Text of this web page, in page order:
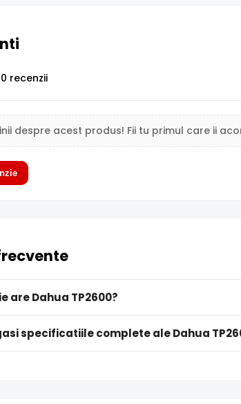
0 recenzii
despre acest produs! Fii tu primul care ii
are Dahua TP2600?
specificatiile complete ale Dahua